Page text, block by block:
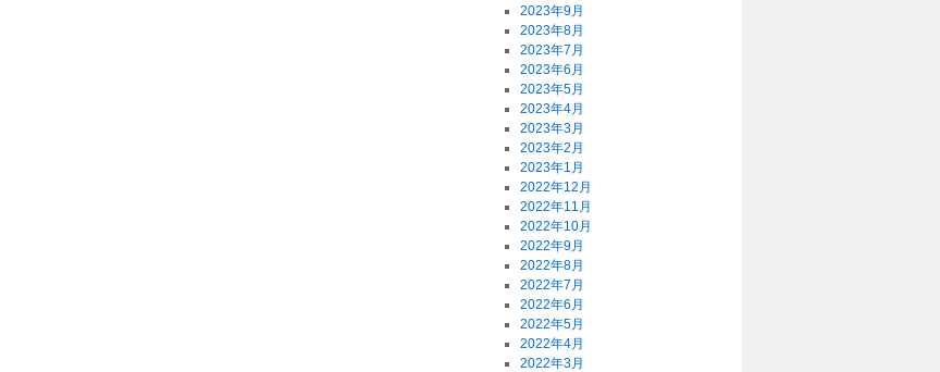
2023年9月
2023年8月
2023年7月
2023年6月
2023年5月
2023年4月
2023年3月
2023年2月
2023年1月
2022年12月
2022年11月
2022年10月
2022年9月
2022年8月
2022年7月
2022年6月
2022年5月
2022年4月
2022年3月